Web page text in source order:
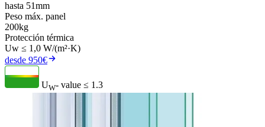
hasta 51mm
Peso máx. panel
200kg
Protección térmica
Uw ≤ 1,0 W/(m²·K)
desde 950€
UW- value ≤ 1.3